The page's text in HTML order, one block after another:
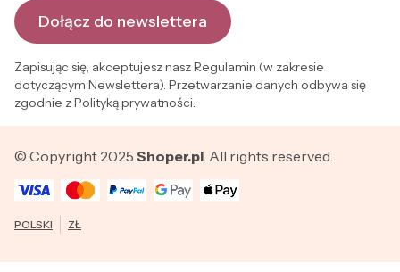
Dołącz do newslettera
Zapisując się, akceptujesz nasz Regulamin (w zakresie
dotyczącym Newslettera). Przetwarzanie danych odbywa się
zgodnie z Polityką prywatności.
© Copyright 2025 Shoper.pl. All rights reserved.
POLSKI ZŁ